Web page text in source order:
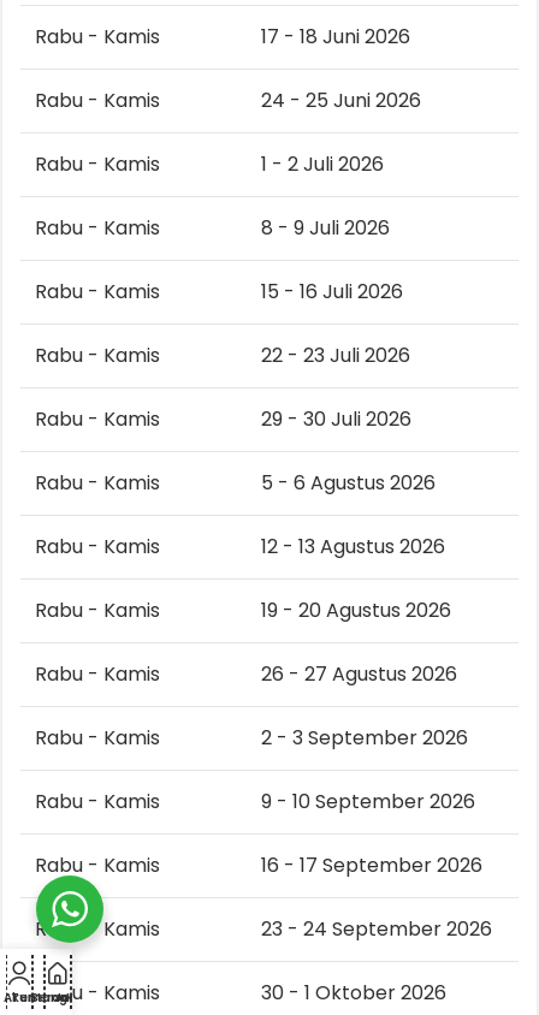
Rabu - Kamis 17 - 18 Juni 2026
Rabu - Kamis 24 - 25 Juni 2026
Rabu - Kamis 1 - 2 Juli 2026
Rabu - Kamis 8 - 9 Juli 2026
Rabu - Kamis 15 - 16 Juli 2026
Rabu - Kamis 22 - 23 Juli 2026
Rabu - Kamis 29 - 30 Juli 2026
Rabu - Kamis 5 - 6 Agustus 2026
Rabu - Kamis 12 - 13 Agustus 2026
Rabu - Kamis 19 - 20 Agustus 2026
Rabu - Kamis 26 - 27 Agustus 2026
Rabu - Kamis 2 - 3 September 2026
Rabu - Kamis 9 - 10 September 2026
Rabu - Kamis 16 - 17 September 2026
Rabu - Kamis 23 - 24 September 2026
Rabu - Kamis 30 - 1 Oktober 2026
Akun
Tentang
Beranda
Jadwal
Kontak